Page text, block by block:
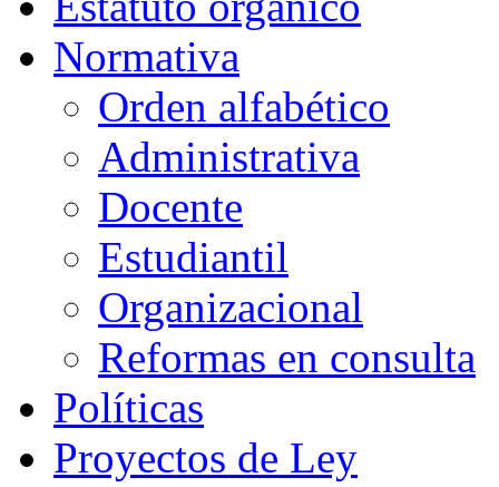
Normativa
Orden alfabético
Administrativa
Docente
Estudiantil
Organizacional
Reformas en consulta
Políticas
Proyectos de Ley